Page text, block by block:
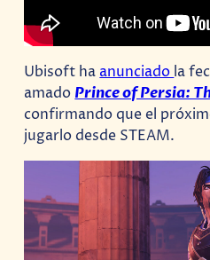
Ubisoft ha anunciado la
amado Prince of Persia:
confirmando que el
jugarlo desde STEAM.